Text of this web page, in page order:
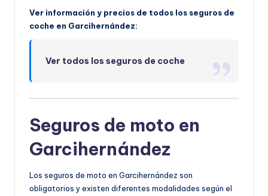
Ver información y precios de todos los seguros de
coche en Garcihernández:
Ver todos los seguros de coche
Seguros de moto en
Garcihernández
Los seguros de moto en Garcihernández son
obligatorios y existen diferentes modalidades según el